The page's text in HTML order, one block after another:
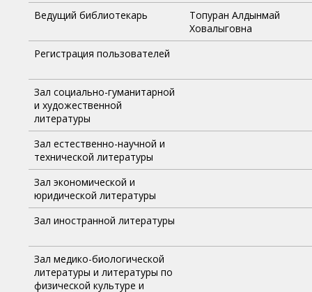
Ведущий библиотекарь
Топуран Алдынмай
Ховалыговна
Регистрация пользователей
Зал социально-гуманитарной
и художественной
литературы
Зал естественно-научной и
технической литературы
Зал экономической и
юридической литературы
Зал иностранной литературы
Зал медико-биологической
литературы и литературы по
физической культуре и